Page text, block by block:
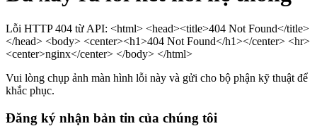
Lỗi HTTP 404 từ API: <html> <head><title>404 Not Found</title>
</head> <body> <center><h1>404 Not Found</h1></center> <hr>
<center>nginx</center> </body> </html>
Vui lòng chụp ảnh màn hình lỗi này và gửi cho bộ phận kỹ thuật để
khắc phục.
Đăng ký nhận bản tin của chúng tôi